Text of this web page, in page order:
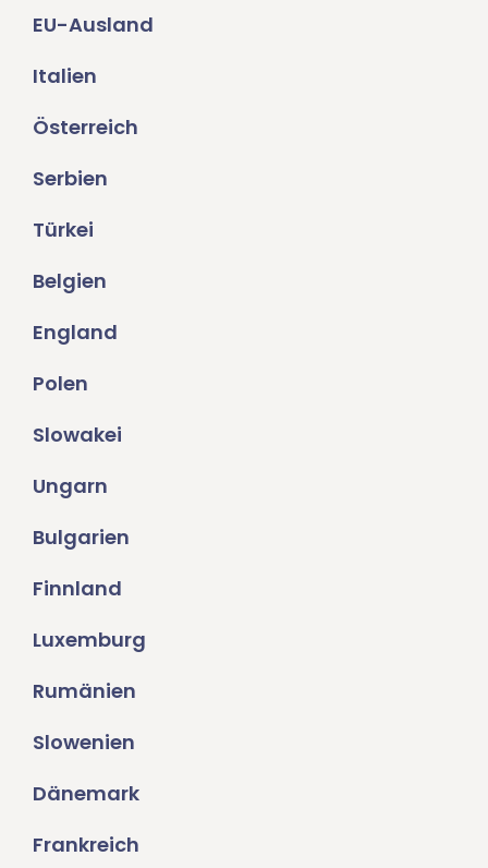
EU-Ausland
Italien
Österreich
Serbien
Türkei
Belgien
England
Polen
Slowakei
Ungarn
Bulgarien
Finnland
Luxemburg
Rumänien
Slowenien
Dänemark
Frankreich